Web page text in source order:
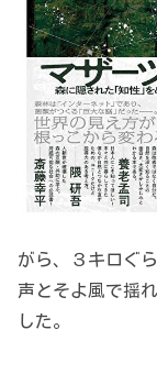
がら、３キロぐ
声とそよ風で揺
した。